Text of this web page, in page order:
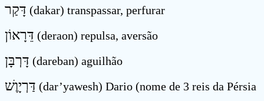
דָּקַר (dakar) transpassar, perfurar
דֵּרָאוֹן (deraon) repulsa, aversão
דָּרְבָּן (dareban) aguilhão
דַּרְיָוֶשׁ (dar’yawesh) Dario (nome de 3 reis da Pérsia